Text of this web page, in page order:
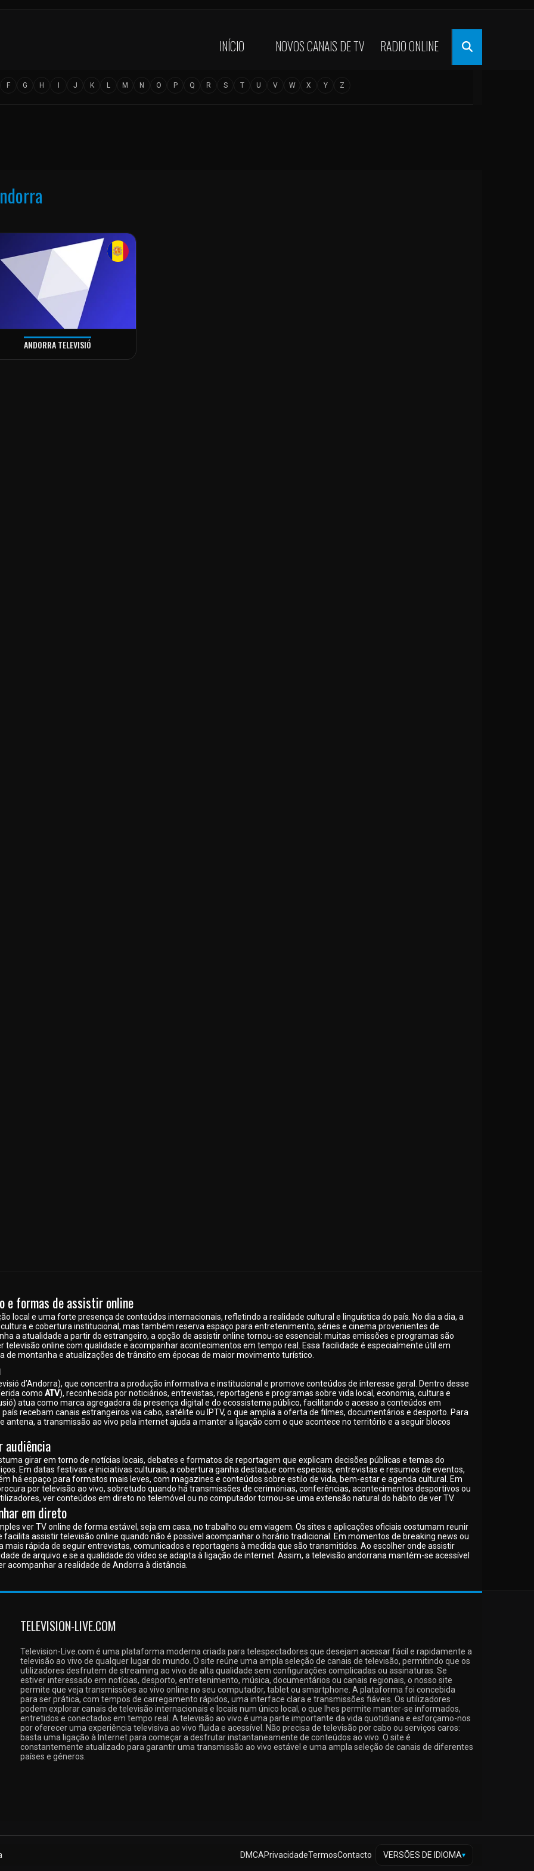
INÍCIO NOVOS CANAIS DE TV RADIO ONLINE
F G H J K L M N O P Q R S T U V W X Y Z
ANDORRA TELEVISIÓ
e formas de assistir online
local e uma forte presença de conteúdos internacionais, refletindo a realidade cultural e linguística do país. No dia a dia, a
e cobertura institucional, mas também reserva espaço para entretenimento, séries e cinema provenientes de
a atualidade a partir do estrangeiro, a opção de assistir online tornou-se essencial: muitas emissões e programas são
online com qualidade e acompanhar acontecimentos em tempo real. Essa facilidade é especialmente útil em
de montanha e atualizações de trânsito em épocas de maior movimento turístico.
d’Andorra), que concentra a produção informativa e institucional e promove conteúdos de interesse geral. Dentro desse
como ATV), reconhecida por noticiários, entrevistas, reportagens e programas sobre vida local, economia, cultura e
atua como marca agregadora da presença digital e do ecossistema público, facilitando o acesso a conteúdos em
recebam canais estrangeiros via cabo, satélite ou IPTV, o que amplia a oferta de filmes, documentários e desporto. Para
a transmissão ao vivo pela internet ajuda a manter a ligação com o que acontece no território e a seguir blocos
audiência
girar em torno de notícias locais, debates e formatos de reportagem que explicam decisões públicas e temas do
Em datas festivas e iniciativas culturais, a cobertura ganha destaque com especiais, entrevistas e resumos de eventos,
há espaço para formatos mais leves, com magazines e conteúdos sobre estilo de vida, bem-estar e agenda cultural. Em
por televisão ao vivo, sobretudo quando há transmissões de cerimónias, conferências, acontecimentos desportivos ou
ver conteúdos em direto no telemóvel ou no computador tornou-se uma extensão natural do hábito de ver TV.
em direto
ver TV online de forma estável, seja em casa, no trabalho ou em viagem. Os sites e aplicações oficiais costumam reunir
assistir televisão online quando não é possível acompanhar o horário tradicional. Em momentos de breaking news ou
rápida de seguir entrevistas, comunicados e reportagens à medida que são transmitidos. Ao escolher onde assistir
de arquivo e se a qualidade do vídeo se adapta à ligação de internet. Assim, a televisão andorrana mantém-se acessível
acompanhar a realidade de Andorra à distância.
TELEVISION-LIVE.COM
Television-Live.com é uma plataforma moderna criada para telespectadores que desejam acessar fácil e rapidamente a
televisão ao vivo de qualquer lugar do mundo. O site reúne uma ampla seleção de canais de televisão, permitindo que os
utilizadores desfrutem de streaming ao vivo de alta qualidade sem configurações complicadas ou assinaturas. Se
estiver interessado em notícias, desporto, entretenimento, música, documentários ou canais regionais, o nosso site
permite que veja transmissões ao vivo online no seu computador, tablet ou smartphone. A plataforma foi concebida
para ser prática, com tempos de carregamento rápidos, uma interface clara e transmissões fiáveis. Os utilizadores
podem explorar canais de televisão internacionais e locais num único local, o que lhes permite manter-se informados,
entretidos e conectados em tempo real. A televisão ao vivo é uma parte importante da vida quotidiana e esforçamo-nos
por oferecer uma experiência televisiva ao vivo fluida e acessível. Não precisa de televisão por cabo ou serviços caros:
basta uma ligação à Internet para começar a desfrutar instantaneamente de conteúdos ao vivo. O site é
constantemente atualizado para garantir uma transmissão ao vivo estável e uma ampla seleção de canais de diferentes
países e géneros.
DMCAPrivacidadeTermosContacto VERSÕES DE IDIOMA▾